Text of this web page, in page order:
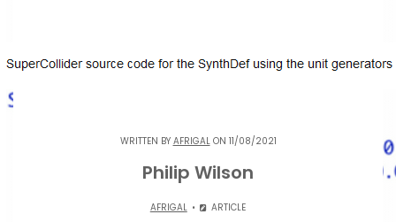
WRITTEN BY AFRIGALON 11/08/2021
Philip Wilson
AFRIGAL ARTICLE